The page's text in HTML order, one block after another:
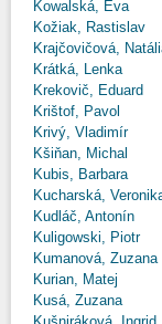
Kowalská, Eva
Kožiak, Rastislav
Krajčovičová,
Krátká, Lenka
Krekovič, Eduard
Krištof, Pavol
Krivý, Vladimír
Kšiňan, Michal
Kubis, Barbara
Kucharská,
Kudláč, Antonín
Kuligowski, Piotr
Kumanová, Zuzana
Kurian, Matej
Kusá, Zuzana